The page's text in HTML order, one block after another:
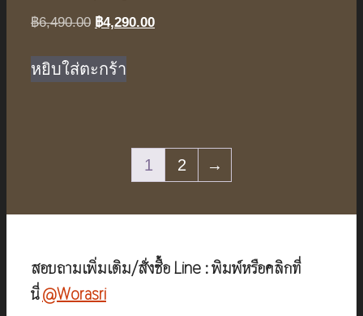
฿6,490.00 Original
was:
฿6,490.00.
฿4,290.00Current
หยิบใส่ตะกร้า
1 2 →
สอบถามเพิ่มเติม/สั่งซื้อ Line : พิมพ์หรือคลิกที่
นี่@Worasri